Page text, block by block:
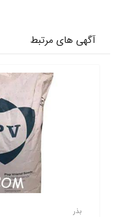
آگهی های مرتبط
بذر